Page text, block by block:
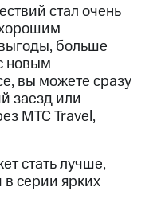
стал очень
больше
новым
вы можете сразу
заезд или
МТС Travel,
стать лучше,
серии ярких